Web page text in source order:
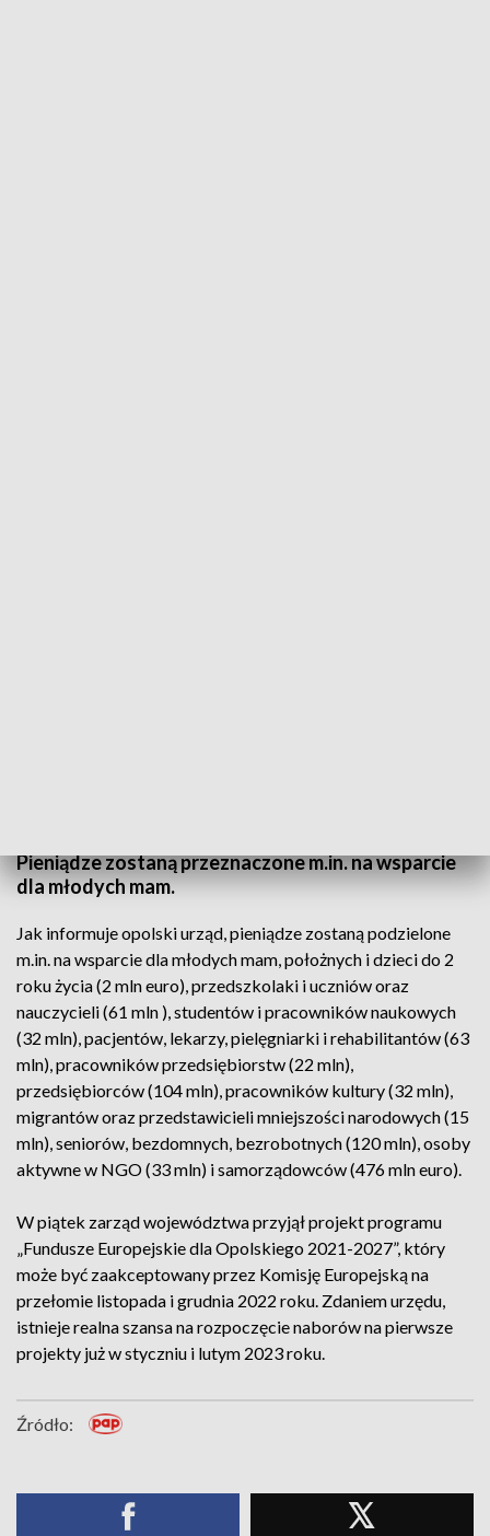
Pieniądze zostaną przeznaczone m.in. na wsparcie
dla młodych mam.
Jak informuje opolski urząd, pieniądze zostaną podzielone
m.in. na wsparcie dla młodych mam, położnych i dzieci do 2
roku życia (2 mln euro), przedszkolaki i uczniów oraz
nauczycieli (61 mln ), studentów i pracowników naukowych
(32 mln), pacjentów, lekarzy, pielęgniarki i rehabilitantów (63
mln), pracowników przedsiębiorstw (22 mln),
przedsiębiorców (104 mln), pracowników kultury (32 mln),
migrantów oraz przedstawicieli mniejszości narodowych (15
mln), seniorów, bezdomnych, bezrobotnych (120 mln), osoby
aktywne w NGO (33 mln) i samorządowców (476 mln euro).
W piątek zarząd województwa przyjął projekt programu
„Fundusze Europejskie dla Opolskiego 2021-2027”, który
może być zaakceptowany przez Komisję Europejską na
przełomie listopada i grudnia 2022 roku. Zdaniem urzędu,
istnieje realna szansa na rozpoczęcie naborów na pierwsze
projekty już w styczniu i lutym 2023 roku.
Źródło: